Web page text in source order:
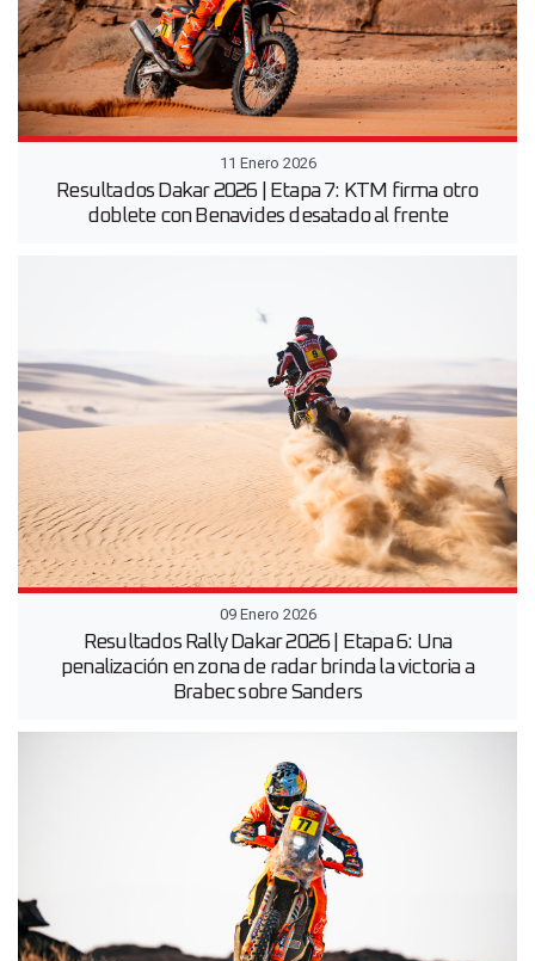
11 Enero 2026
Resultados Dakar 2026 | Etapa 7: KTM firma otro
doblete con Benavides desatado al frente
09 Enero 2026
Resultados Rally Dakar 2026 | Etapa 6: Una
penalización en zona de radar brinda la victoria a
Brabec sobre Sanders